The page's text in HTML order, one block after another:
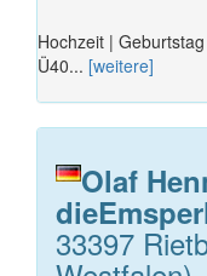
Hochzeit |
Ü40... [weitere]
Olaf
33397